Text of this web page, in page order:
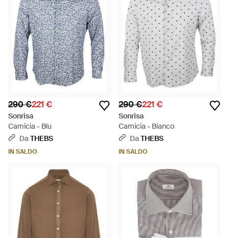
290 €221 €
Sonrisa
Camicia - Blu
DaTHEBS
IN SALDO
290 €221 €
Sonrisa
Camicia - Bianco
DaTHEBS
IN SALDO